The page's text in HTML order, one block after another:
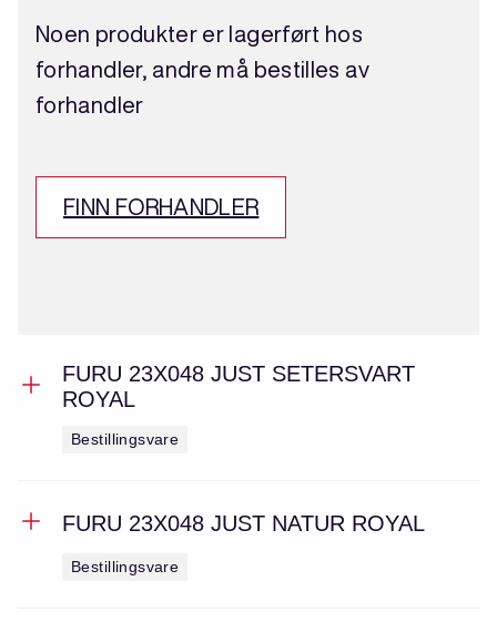
Noen produkter er lagerført hos
forhandler, andre må bestilles av
forhandler
FINN FORHANDLER
FURU 23X048 JUST SETERSVART
ROYAL
Bestillingsvare
FURU 23X048 JUST NATUR ROYAL
Bestillingsvare